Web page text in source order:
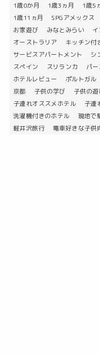
1歳0か月 1歳3ヵ月 1歳5
1歳11ヵ月
SPGアメックス
お家遊び
みなとみらい
オーストラリア
キッチン付
サービスアパートメント
シ
スペイン
スリランカ パー
ホテルレビュー
ポルトガル
京都
子供の学び 子供の
子連れオススメホテル
子連
洗濯機付きのホテル
現地で
軽井沢旅行
電車好きな子供